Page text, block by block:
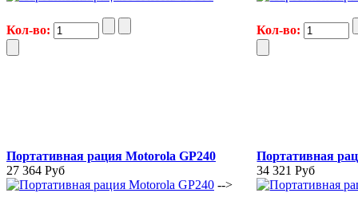
Кол-во: Кол-во:
Портативная рация Motorola GP240
27 364 Руб
-->
Портативная
34 321 Руб